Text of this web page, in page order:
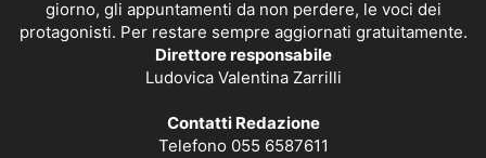
giorno, gli appuntamenti da non perdere, le voci dei
protagonisti. Per restare sempre aggiornati gratuitamente.
Direttore responsabile
Ludovica Valentina Zarrilli
Contatti Redazione
Telefono 055 6587611